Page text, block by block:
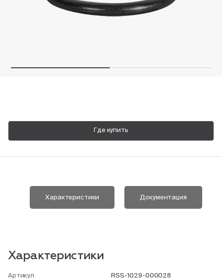
Где купить
Характеристики Документация
Характеристики
Артикул RSS-1029-000028